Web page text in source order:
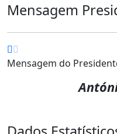
Mensagem
Mensagem do